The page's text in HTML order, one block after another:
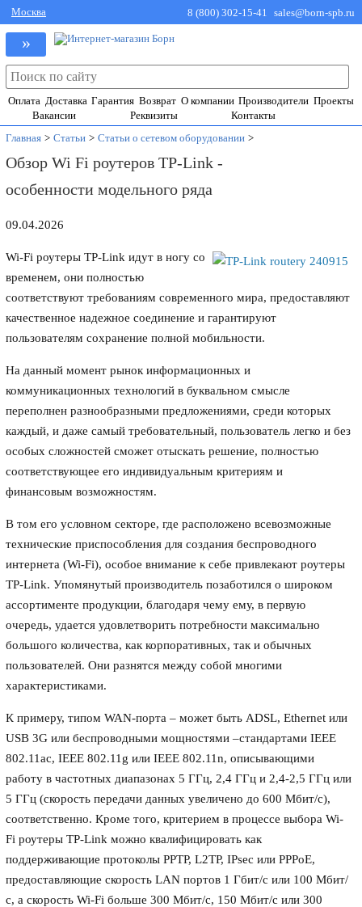
Москва 8 (800) 302-15-41 sales@born-spb.ru
»
Оплата Доставка Гарантия Возврат О компании Производители Проекты
Вакансии
Реквизиты
Контакты
Главная > Статьи > Статьи о сетевом оборудовании >
Обзор Wi Fi роутеров TP-Link -
особенности модельного ряда
09.04.2026
Wi-Fi роутеры TP-Link идут в ногу со
временем, они полностью
соответствуют требованиям современного мира, предоставляют
качественное надежное соединение и гарантируют
пользователям сохранение полной мобильности.
На данный момент рынок информационных и
коммуникационных технологий в буквальном смысле
переполнен разнообразными предложениями, среди которых
каждый, и даже самый требовательный, пользователь легко и без
особых сложностей сможет отыскать решение, полностью
соответствующее его индивидуальным критериям и
финансовым возможностям.
В том его условном секторе, где расположено всевозможные
технические приспособления для создания беспроводного
интернета (Wi-Fi), особое внимание к себе привлекают роутеры
TP-Link. Упомянутый производитель позаботился о широком
ассортименте продукции, благодаря чему ему, в первую
очередь, удается удовлетворить потребности максимально
большого количества, как корпоративных, так и обычных
пользователей. Они разнятся между собой многими
характеристиками.
К примеру, типом WAN-порта – может быть ADSL, Ethernet или
USB 3G или беспроводными мощностями –стандартами IEEE
802.11ac, IEEE 802.11g или IEEE 802.11n, описывающими
работу в частотных диапазонах 5 ГГц, 2,4 ГГц и 2,4-2,5 ГГц или
5 ГГц (скорость передачи данных увеличено до 600 Мбит/с),
соответственно. Кроме того, критерием в процессе выбора Wi-
Fi роутеры TP-Link можно квалифицировать как
поддерживающие протоколы PPTP, L2TP, IPsec или PPPoE,
предоставляющие скорость LAN портов 1 Гбит/с или 100 Мбит/
с, а скорость Wi-Fi больше 300 Мбит/с, 150 Мбит/с или 300